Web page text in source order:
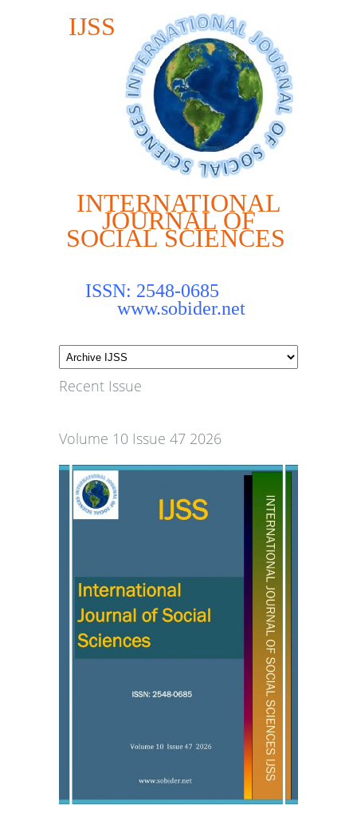
IJSS
INTERNATIONAL
JOURNAL OF
SOCIAL SCIENCES
ISSN: 2548-0685
www.sobider.net
Recent Issue
Volume 10 Issue 47 2026